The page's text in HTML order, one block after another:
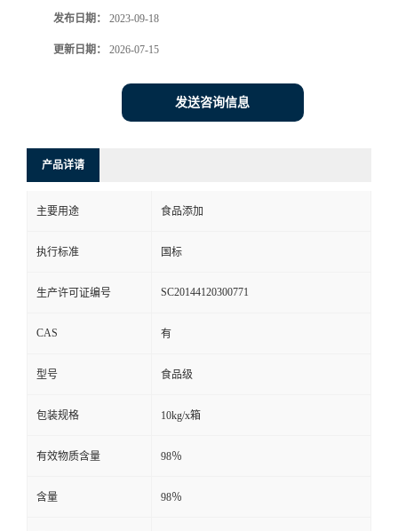
发布日期： 2023-09-18
更新日期： 2026-07-15
发送咨询信息
产品详请
主要用途 食品添加
执行标准 国标
生产许可证编号 SC20144120300771
CAS 有
型号 食品级
包装规格 10kg/x箱
有效物质含量 98％
含量 98％